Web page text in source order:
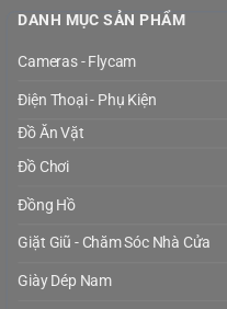
DANH MỤC SẢN PHẨM
Cameras - Flycam
Điện Thoại - Phụ Kiện
Đồ Ăn Vặt
Đồ Chơi
Đồng Hồ
Giặt Giũ - Chăm Sóc Nhà Cửa
Giày Dép Nam